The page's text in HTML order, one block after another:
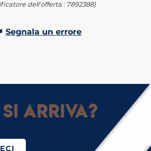
dell'offerta : 7892388)
Segnala un errore
arriva?